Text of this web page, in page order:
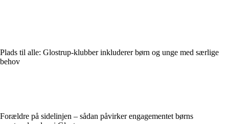
Plads til alle: Glostrup-klubber inkluderer børn og unge med særlige
behov
Forældre på sidelinjen – sådan påvirker engagementet børns